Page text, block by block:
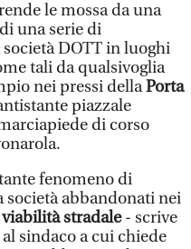
le mossa da una
una serie di
DOTT in luoghi
tali da qualsivoglia
nei pressi dellaPorta
piazzale
di corso
fenomeno di
abbandonati nei
viabilità stradale- scrive
sindaco a cui chiede